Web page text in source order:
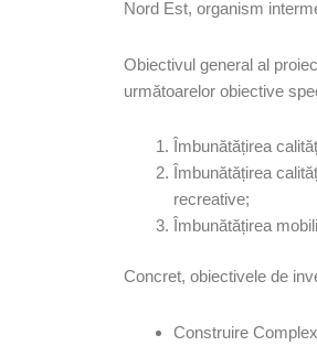
Nord Est, organism
Obiectivul general al
următoarelor obiective
Îmbunătățirea
Îmbunătățirea
recreative;
Îmbunătățirea
Concret, obiectivele de
Construire